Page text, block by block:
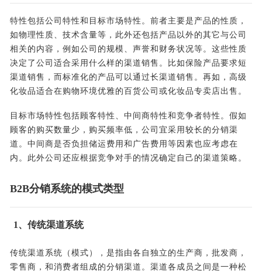
特性包括公司特性和目标市场特性。前者主要是产品的性质，
如物理性质、技术含量等，此外还包括产品以外的其它与公司
相关的内容，例如公司的规模、声誉和财务状况等。这些性质
决定了公司适合采用什么样的渠道销售。比如保险产品要求短
渠道销售，而标准化的产品可以通过长渠道销售。再如，高级
化妆品适合在购物环境优雅的百货公司或化妆品专卖店出售。
目标市场特性包括顾客特性、中间商特性和竞争者特性。假如
顾客的购买数量少，购买频率低，公司宜采用较长的分销渠
道。中间商是否负担储运费用和广告费用等因素也应考虑在
内。此外公司还应根据竞争对手的情况确定自己的渠道策略。
B2B分销系统的模式类型
1、传统渠道系统
传统渠道系统（模式），是指由各自独立的生产商，批发商，
零售商，和消费者组成的分销渠道。渠道各成员之间是一种松